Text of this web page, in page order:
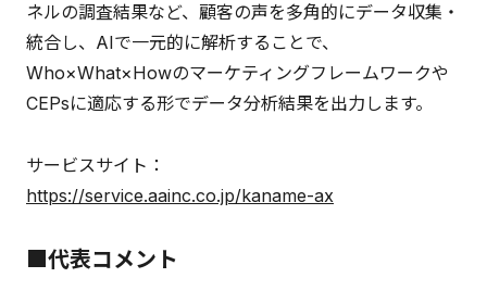
ネルの調査結果など、顧客の声を多角的にデータ収集・
統合し、AIで一元的に解析することで、
Who×What×Howのマーケティングフレームワークや
CEPsに適応する形でデータ分析結果を出力します。
サービスサイト：
https://service.aainc.co.jp/kaname-ax
■代表コメント